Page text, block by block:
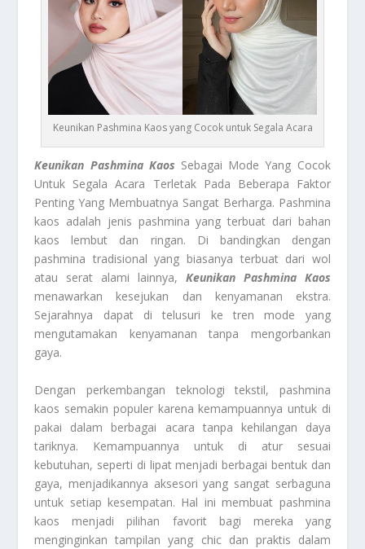
Keunikan Pashmina Kaos yang Cocok untuk Segala Acara
Keunikan Pashmina Kaos Sebagai Mode Yang Cocok
Untuk Segala Acara Terletak Pada Beberapa Faktor
Penting Yang Membuatnya Sangat Berharga. Pashmina
kaos adalah jenis pashmina yang terbuat dari bahan
kaos lembut dan ringan. Di bandingkan dengan
pashmina tradisional yang biasanya terbuat dari wol
atau serat alami lainnya, Keunikan Pashmina Kaos
menawarkan kesejukan dan kenyamanan ekstra.
Sejarahnya dapat di telusuri ke tren mode yang
mengutamakan kenyamanan tanpa mengorbankan
gaya.
Dengan perkembangan teknologi tekstil, pashmina
kaos semakin populer karena kemampuannya untuk di
pakai dalam berbagai acara tanpa kehilangan daya
tariknya. Kemampuannya untuk di atur sesuai
kebutuhan, seperti di lipat menjadi berbagai bentuk dan
gaya, menjadikannya aksesori yang sangat serbaguna
untuk setiap kesempatan. Hal ini membuat pashmina
kaos menjadi pilihan favorit bagi mereka yang
menginginkan tampilan yang chic dan praktis dalam